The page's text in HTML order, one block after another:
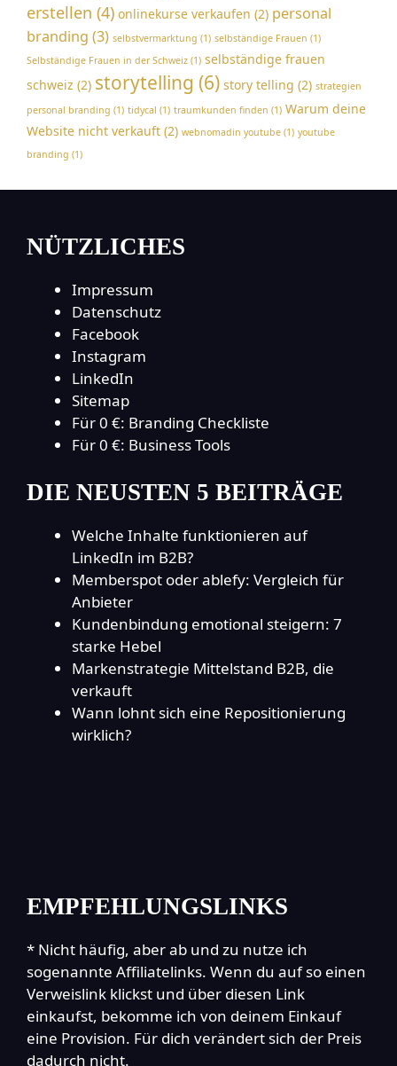
erstellen (4) onlinekurse verkaufen (2) personal
branding (3) selbstvermarktung (1) selbständige Frauen (1)
Selbständige Frauen in der Schweiz (1) selbständige frauen
schweiz (2) storytelling (6) story telling (2) strategien
personal branding (1) tidycal (1) traumkunden finden (1) Warum deine
Website nicht verkauft (2) webnomadin youtube (1) youtube
branding (1)
NÜTZLICHES
Impressum
Datenschutz
Facebook
Instagram
LinkedIn
Sitemap
Für 0 €: Branding Checkliste
Für 0 €: Business Tools
DIE NEUSTEN 5 BEITRÄGE
Welche Inhalte funktionieren auf
LinkedIn im B2B?
Memberspot oder ablefy: Vergleich für
Anbieter
Kundenbindung emotional steigern: 7
starke Hebel
Markenstrategie Mittelstand B2B, die
verkauft
Wann lohnt sich eine Repositionierung
wirklich?
EMPFEHLUNGSLINKS
* Nicht häufig, aber ab und zu nutze ich
sogenannte Affiliatelinks. Wenn du auf so einen
Verweislink klickst und über diesen Link
einkaufst, bekomme ich von deinem Einkauf
eine Provision. Für dich verändert sich der Preis
dadurch nicht.